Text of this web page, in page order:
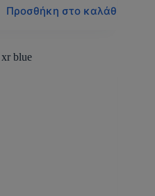
Προσθήκη στο καλάθι